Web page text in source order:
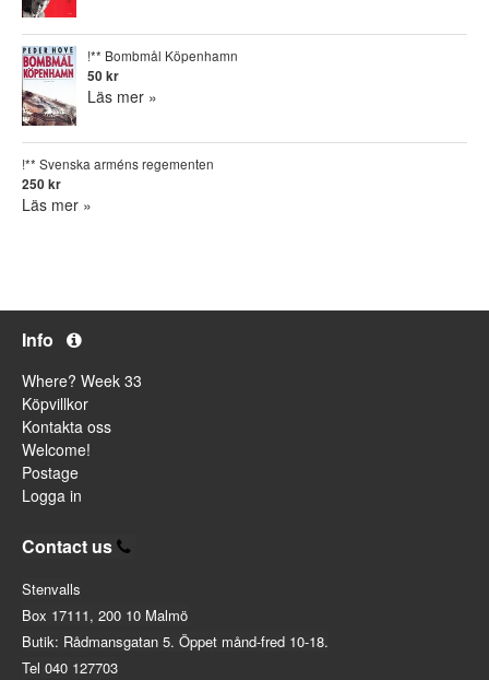
!** Bombmål Köpenhamn
50 kr
Läs mer »
!** Svenska arméns regementen
250 kr
Läs mer »
Info
Where? Week 33
Köpvillkor
Kontakta oss
Welcome!
Postage
Logga in
Contact us
Stenvalls
Box 17111, 200 10 Malmö
Butik: Rådmansgatan 5. Öppet månd-fred 10-18.
Tel 040 127703